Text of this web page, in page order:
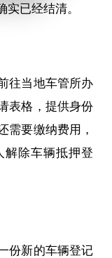
已经结清。
往当地车管所办
表格，提供身份
需要缴纳费用，
解除车辆抵押登
份新的车辆登记